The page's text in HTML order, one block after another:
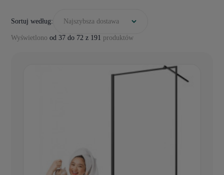
Wyświetlono od 37 do 72 z 191 produktów
Sortuj według: Najszybsza dostawa